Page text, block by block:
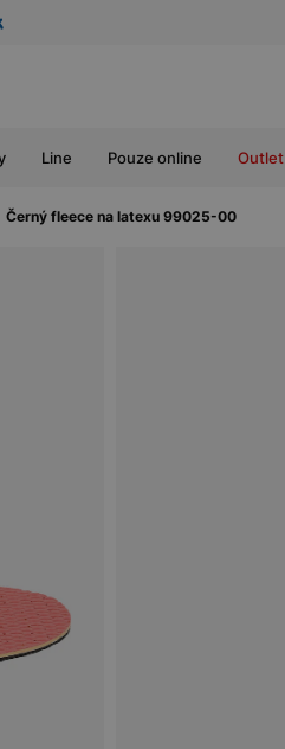
Line Pouze online Outlet
Černý fleece na latexu 99025-00